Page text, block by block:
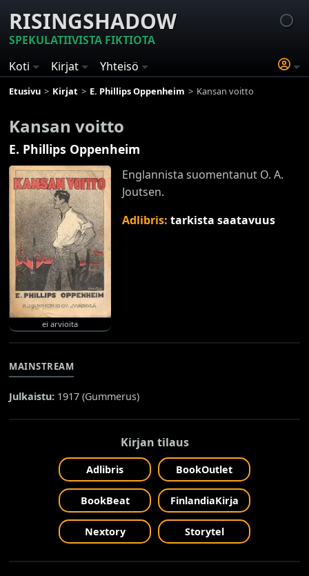
RISINGSHADOW
SPEKULATIIVISTA FIKTIOTA
Koti
Kirjat Yhteisö
Etusivu Kirjat E. Phillips Oppenheim Kansan voitto
Kansan voitto
E. Phillips Oppenheim
ei arvioita
Englannista suomentanut O. A.
Joutsen.
Adlibris: tarkista saatavuus
MAINSTREAM
Julkaistu: 1917 (Gummerus)
Kirjan tilaus
Adlibris BookOutlet
BookBeat FinlandiaKirja
Nextory Storytel